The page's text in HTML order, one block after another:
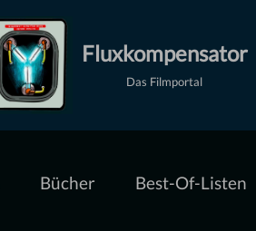
Fluxkompensator
Das Filmportal
Bücher Best-Of-Listen